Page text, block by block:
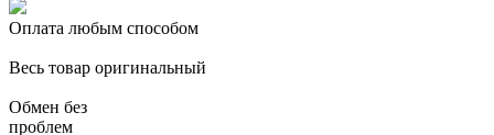
Оплата любым способом
Весь товар оригинальный
Обмен без
проблем